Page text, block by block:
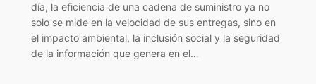
día, la eficiencia de una cadena de suministro ya no
solo se mide en la velocidad de sus entregas, sino en
el impacto ambiental, la inclusión social y la seguridad
de la información que genera en el…